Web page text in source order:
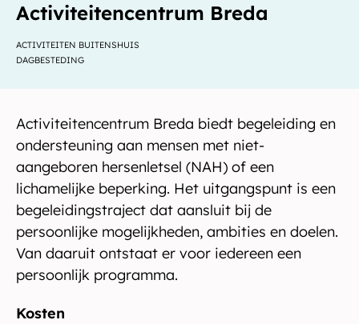
Activiteitencentrum Breda
ACTIVITEITEN BUITENSHUIS
DAGBESTEDING
Activiteitencentrum Breda biedt begeleiding en
ondersteuning aan mensen met niet-
aangeboren hersenletsel (NAH) of een
lichamelijke beperking. Het uitgangspunt is een
begeleidingstraject dat aansluit bij de
persoonlijke mogelijkheden, ambities en doelen.
Van daaruit ontstaat er voor iedereen een
persoonlijk programma.
Kosten